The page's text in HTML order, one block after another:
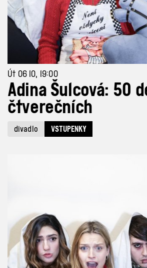
Út 06 10, 19:00
Adina Šulcová: 50
čtverečních
divadlo VSTUPENKY